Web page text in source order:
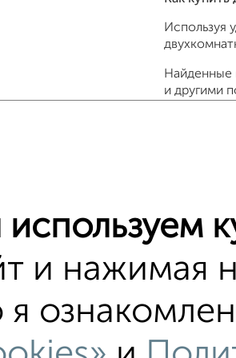
Используя
Найденные
и другими
Сайт
Сколько
Средняя
Цена за
и нажимая
я